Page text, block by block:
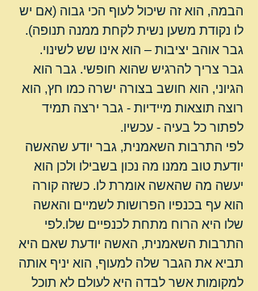
הבמה, הוא זה שיכול לעוף הכי גבוה (אם יש
לו נקודת משען נשית לקחת ממנה תנופה).
גבר אוהב יציבות – הוא אינו שש לשינוי.
גבר צריך להרגיש שהוא חופשי. גבר הוא
הגיוני, הוא חושב בצורה ישרה כמו חץ, הוא
רוצה תוצאות מיידיות - גבר ירצה תמיד
לפתור כל בעיה - עכשיו.
לפי התרבות השאמנית, גבר יודע שהאשה
יודעת טוב ממנו מה נכון בשבילו ולכן הוא
יעשה מה שהאשה אומרת לו. כשזה קורה
הוא עף בכנפיו הפרושות לשמיים והאשה
שלו היא הרוח מתחת לכנפיים שלו.לפי
התרבות השאמנית, האשה יודעת שאם היא
תביא את הגבר שלה למעוף, הוא יניף אותה
למקומות אשר לבדה היא לעולם לא תוכל